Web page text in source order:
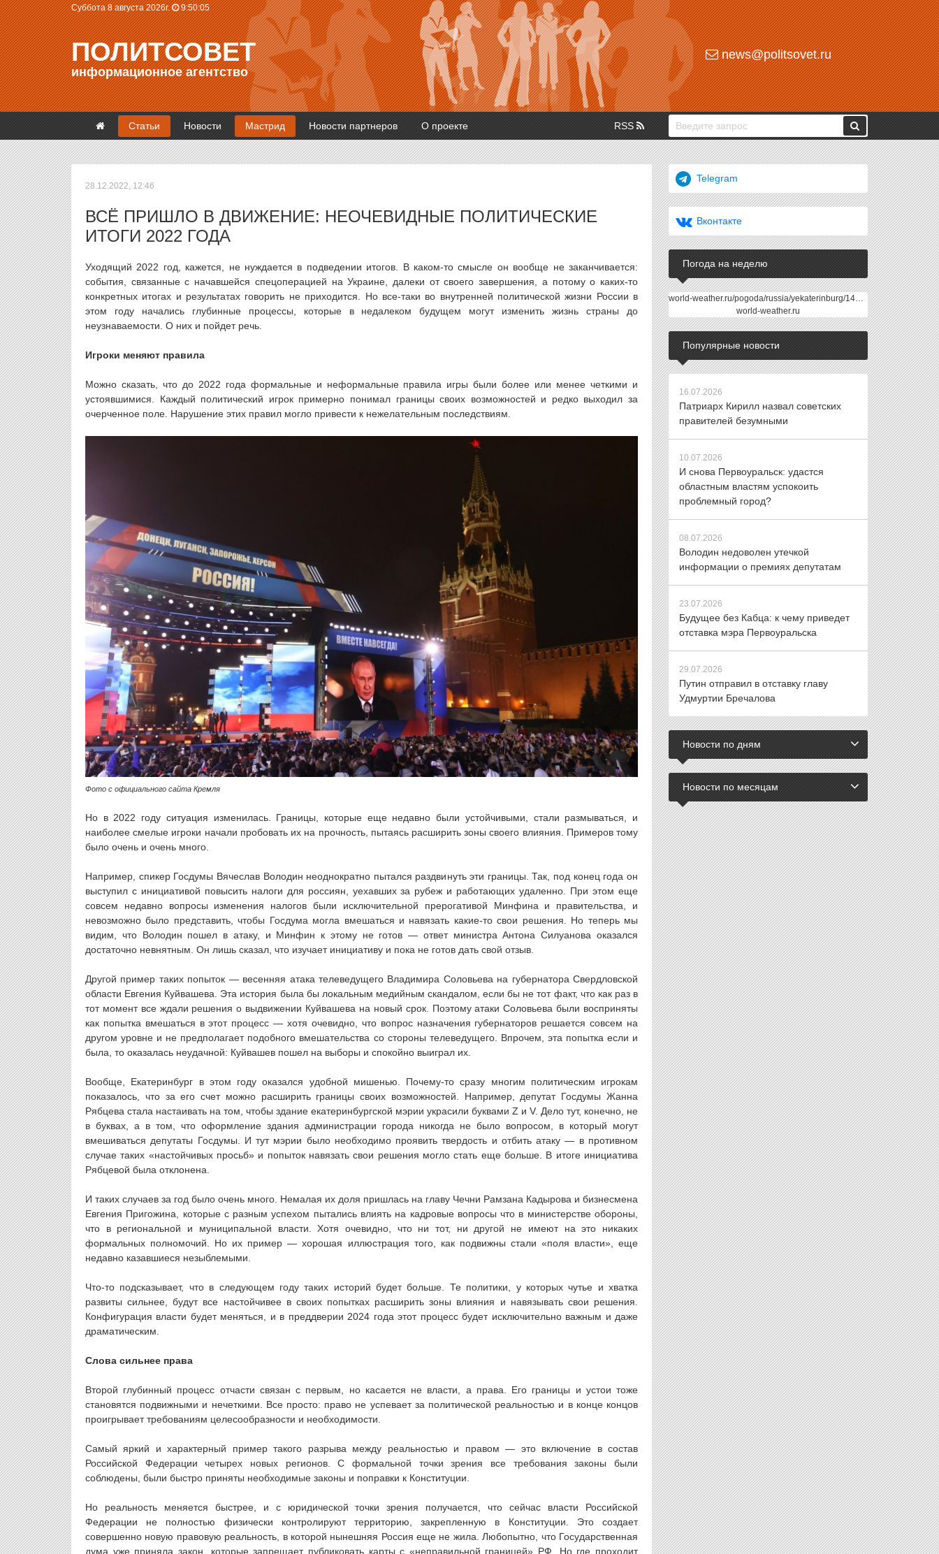
Суббота 8 августа 2026г. 9:50:06
ПОЛИТСОВЕТ
информационное агентство
news@politsovet.ru
Статьи Новости Мастрид Новости партнеров О проекте RSS
28.12.2022, 12:46
ВСЁ ПРИШЛО В ДВИЖЕНИЕ: НЕОЧЕВИДНЫЕ ПОЛИТИЧЕСКИЕ
ИТОГИ 2022 ГОДА
Уходящий 2022 год, кажется, не нуждается в подведении итогов. В каком-то смысле он вообще не заканчивается:
события, связанные с начавшейся спецоперацией на Украине, далеки от своего завершения, а потому о каких-то
конкретных итогах и результатах говорить не приходится. Но все-таки во внутренней политической жизни России в
этом году начались глубинные процессы, которые в недалеком будущем могут изменить жизнь страны до
неузнаваемости. О них и пойдет речь.
Игроки меняют правила
Можно сказать, что до 2022 года формальные и неформальные правила игры были более или менее четкими и
устоявшимися. Каждый политический игрок примерно понимал границы своих возможностей и редко выходил за
очерченное поле. Нарушение этих правил могло привести к нежелательным последствиям.
Фото с официального сайта Кремля
Но в 2022 году ситуация изменилась. Границы, которые еще недавно были устойчивыми, стали размываться, и
наиболее смелые игроки начали пробовать их на прочность, пытаясь расширить зоны своего влияния. Примеров тому
было очень и очень много.
Например, спикер Госдумы Вячеслав Володин неоднократно пытался раздвинуть эти границы. Так, под конец года он
выступил с инициативой повысить налоги для россиян, уехавших за рубеж и работающих удаленно. При этом еще
совсем недавно вопросы изменения налогов были исключительной прерогативой Минфина и правительства, и
невозможно было представить, чтобы Госдума могла вмешаться и навязать какие-то свои решения. Но теперь мы
видим, что Володин пошел в атаку, и Минфин к этому не готов — ответ министра Антона Силуанова оказался
достаточно невнятным. Он лишь сказал, что изучает инициативу и пока не готов дать свой отзыв.
Другой пример таких попыток — весенняя атака телеведущего Владимира Соловьева на губернатора Свердловской
области Евгения Куйвашева. Эта история была бы локальным медийным скандалом, если бы не тот факт, что как раз в
тот момент все ждали решения о выдвижении Куйвашева на новый срок. Поэтому атаки Соловьева были восприняты
как попытка вмешаться в этот процесс — хотя очевидно, что вопрос назначения губернаторов решается совсем на
другом уровне и не предполагает подобного вмешательства со стороны телеведущего. Впрочем, эта попытка если и
была, то оказалась неудачной: Куйвашев пошел на выборы и спокойно выиграл их.
Вообще, Екатеринбург в этом году оказался удобной мишенью. Почему-то сразу многим политическим игрокам
показалось, что за его счет можно расширить границы своих возможностей. Например, депутат Госдумы Жанна
Рябцева стала настаивать на том, чтобы здание екатеринбургской мэрии украсили буквами Z и V. Дело тут, конечно, не
в буквах, а в том, что оформление здания администрации города никогда не было вопросом, в который могут
вмешиваться депутаты Госдумы. И тут мэрии было необходимо проявить твердость и отбить атаку — в противном
случае таких «настойчивых просьб» и попыток навязать свои решения могло стать еще больше. В итоге инициатива
Рябцевой была отклонена.
И таких случаев за год было очень много. Немалая их доля пришлась на главу Чечни Рамзана Кадырова и бизнесмена
Евгения Пригожина, которые с разным успехом пытались влиять на кадровые вопросы что в министерстве обороны,
что в региональной и муниципальной власти. Хотя очевидно, что ни тот, ни другой не имеют на это никаких
формальных полномочий. Но их пример — хорошая иллюстрация того, как подвижны стали «поля власти», еще
недавно казавшиеся незыблемыми.
Что-то подсказывает, что в следующем году таких историй будет больше. Те политики, у которых чутье и хватка
развиты сильнее, будут все настойчивее в своих попытках расширить зоны влияния и навязывать свои решения.
Конфигурация власти будет меняться, и в преддверии 2024 года этот процесс будет исключительно важным и даже
драматическим.
Слова сильнее права
Второй глубинный процесс отчасти связан с первым, но касается не власти, а права. Его границы и устои тоже
становятся подвижными и нечеткими. Все просто: право не успевает за политической реальностью и в конце концов
проигрывает требованиям целесообразности и необходимости.
Самый яркий и характерный пример такого разрыва между реальностью и правом — это включение в состав
Российской Федерации четырех новых регионов. С формальной точки зрения все требования законы были
соблюдены, были быстро приняты необходимые законы и поправки к Конституции.
Но реальность меняется быстрее, и с юридической точки зрения получается, что сейчас власти Российской
Федерации не полностью физически контролируют территорию, закрепленную в Конституции. Это создает
совершенно новую правовую реальность, в которой нынешняя Россия еще не жила. Любопытно, что Государственная
дума уже приняла закон, которые запрещает публиковать карты с «неправильной границей» РФ. Но где проходит
Telegram
Вконтакте
Погода на неделю
world-weather.ru/pogoda/russia/yekaterinburg/14days/
world-weather.ru
Популярные новости
16.07.2026
Патриарх Кирилл назвал советских
правителей безумными
10.07.2026
И снова Первоуральск: удастся
областным властям успокоить
проблемный город?
08.07.2026
Володин недоволен утечкой
информации о премиях депутатам
23.07.2026
Будущее без Кабца: к чему приведет
отставка мэра Первоуральска
29.07.2026
Путин отправил в отставку главу
Удмуртии Бречалова
Новости по дням
Новости по месяцам